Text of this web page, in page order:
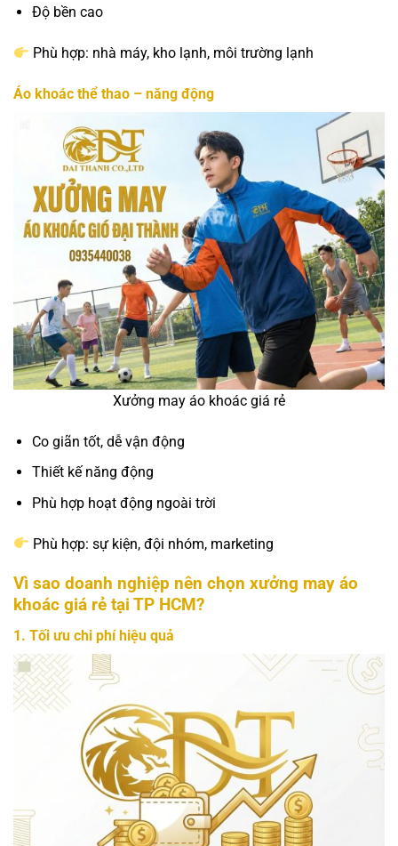
Độ bền cao
Phù hợp: nhà máy, kho lạnh, môi trường lạnh
Áo khoác thể thao – năng động
Xưởng may áo khoác giá rẻ
Co giãn tốt, dễ vận động
Thiết kế năng động
Phù hợp hoạt động ngoài trời
Phù hợp: sự kiện, đội nhóm, marketing
Vì sao doanh nghiệp nên chọn xưởng may áo
khoác giá rẻ tại TP HCM?
1. Tối ưu chi phí hiệu quả